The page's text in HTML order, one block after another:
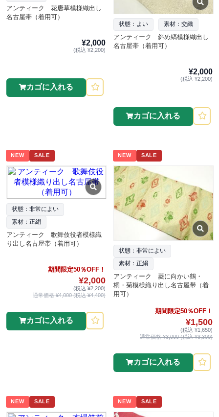
アンティーク 花唐草模様織出し
名古屋帯（着用可）
¥2,000
(税込 ¥2,200)
カゴに入れる
状態：よい 素材：交織
アンティーク 斜め縞模様織出し
名古屋帯（着用可）
¥2,000
(税込 ¥2,200)
カゴに入れる
NEW SALE
状態：非常によい
素材：正絹
アンティーク 歌舞伎役者模様織
り出し名古屋帯（着用可）
期間限定50％OFF！
¥2,000
(税込 ¥2,200)
通常価格 ¥4,000 (税込 ¥4,400)
カゴに入れる
NEW SALE
状態：非常によい
素材：正絹
アンティーク 菱に向かい鶴・
桐・菊模様織り出し名古屋帯（着
用可）
期間限定50％OFF！
¥1,500
(税込 ¥1,650)
通常価格 ¥3,000 (税込 ¥3,300)
カゴに入れる
NEW SALE NEW SALE